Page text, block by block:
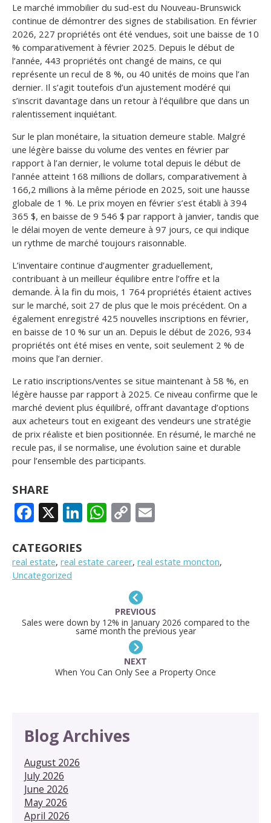
Le marché immobilier du sud-est du Nouveau-Brunswick
continue de démontrer des signes de stabilisation. En février
2026, 227 propriétés ont été vendues, soit une baisse de 10
% comparativement à février 2025. Depuis le début de
l’année, 443 propriétés ont changé de mains, ce qui
représente un recul de 8 %, ou 40 unités de moins que l’an
dernier. Il s’agit toutefois d’un ajustement modéré qui
s’inscrit davantage dans un retour à l’équilibre que dans un
ralentissement inquiétant.
Sur le plan monétaire, la situation demeure stable. Malgré
une légère baisse du volume des ventes en février par
rapport à l’an dernier, le volume total depuis le début de
l’année atteint 168 millions de dollars, comparativement à
166,2 millions à la même période en 2025, soit une hausse
globale de 1 %. Le prix moyen en février s’est établi à 394
365 $, en baisse de 9 546 $ par rapport à janvier, tandis que
le délai moyen de vente demeure à 97 jours, ce qui indique
un rythme de marché toujours raisonnable.
L’inventaire continue d’augmenter graduellement,
contribuant à un meilleur équilibre entre l’offre et la
demande. À la fin du mois, 1 764 propriétés étaient actives
sur le marché, soit 27 de plus que le mois précédent. On a
également enregistré 425 nouvelles inscriptions en février,
en baisse de 10 % sur un an. Depuis le début de 2026, 934
propriétés ont été mises en vente, soit seulement 2 % de
moins que l’an dernier.
Le ratio inscriptions/ventes se situe maintenant à 58 %, en
légère hausse par rapport à 2025. Ce niveau confirme que le
marché devient plus équilibré, offrant davantage d’options
aux acheteurs tout en exigeant des vendeurs une stratégie
de prix réaliste et bien positionnée. En résumé, le marché ne
recule pas, il se normalise, une évolution saine et durable
pour l’ensemble des participants.
SHARE
FACEBOOK
X LINKEDIN
WHATSAPP
COPY
CATEGORIES
real estate, real estate career, real estate moncton,
Uncategorized
PREVIOUS
Sales were down by 12% in January 2026 compared to the
same month the previous year
NEXT
When You Can Only See a Property Once
Blog Archives
August 2026
July 2026
June 2026
May 2026
April 2026